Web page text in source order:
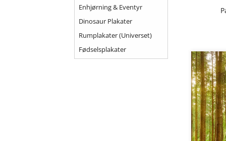
Enhjørning & Eventyr
Dinosaur Plakater
Rumplakater (universet)
Fødselsplakater